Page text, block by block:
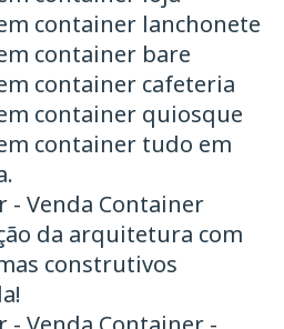
container lanchonete
container bare
container cafeteria
container quiosque
container tudo em
- Venda Container
da arquitetura com
construtivos